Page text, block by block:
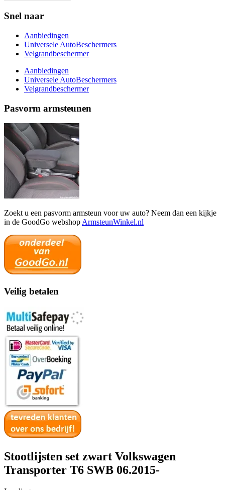
Snel naar
Aanbiedingen
Universele AutoBeschermers
Velgrandbeschermer
Aanbiedingen
Universele AutoBeschermers
Velgrandbeschermer
Pasvorm armsteunen
Zoekt u een pasvorm armsteun voor uw auto? Neem dan een kijkje
in de GoodGo webshop ArmsteunWinkel.nl
Veilig betalen
Stootlijsten set zwart Volkswagen
Transporter T6 SWB 06.2015-